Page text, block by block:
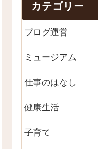
カテゴリー
ブログ運営
ミュージアム
仕事のはなし
健康生活
子育て